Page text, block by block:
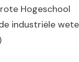
Hogeschool
industriële